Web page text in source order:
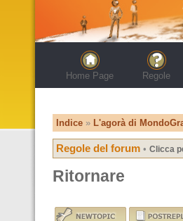
Home Page Regole
Indice » L'agorà di
Regole del forum • Clicca
Ritornare